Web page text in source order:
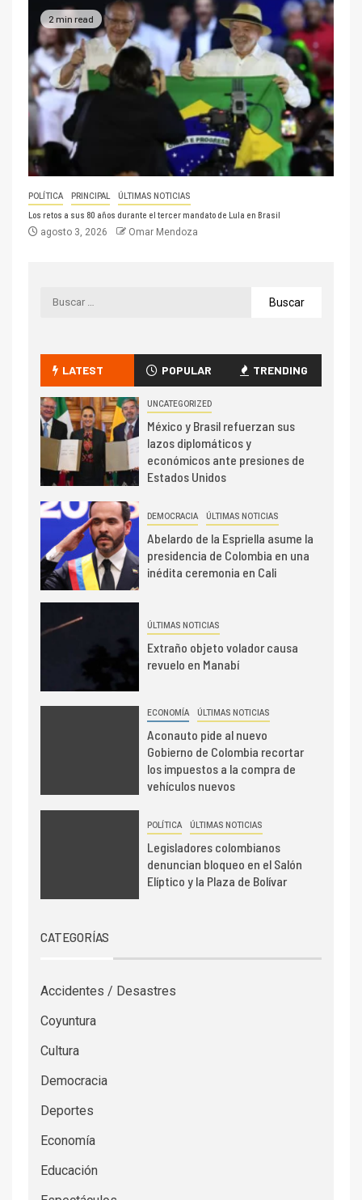
2 min read
POLÍTICA PRINCIPAL ÚLTIMAS NOTICIAS
Los retos a sus 80 años durante el tercer mandato de Lula en Brasil
agosto 3, 2026 Omar Mendoza
LATEST POPULAR TRENDING
UNCATEGORIZED
México y Brasil refuerzan sus
lazos diplomáticos y
económicos ante presiones de
Estados Unidos
DEMOCRACIA ÚLTIMAS NOTICIAS
Abelardo de la Espriella asume la
presidencia de Colombia en una
inédita ceremonia en Cali
ÚLTIMAS NOTICIAS
Extraño objeto volador causa
revuelo en Manabí
ECONOMÍA ÚLTIMAS NOTICIAS
Aconauto pide al nuevo
Gobierno de Colombia recortar
los impuestos a la compra de
vehículos nuevos
POLÍTICA ÚLTIMAS NOTICIAS
Legisladores colombianos
denuncian bloqueo en el Salón
Elíptico y la Plaza de Bolívar
CATEGORÍAS
Accidentes / Desastres
Coyuntura
Cultura
Democracia
Deportes
Economía
Educación